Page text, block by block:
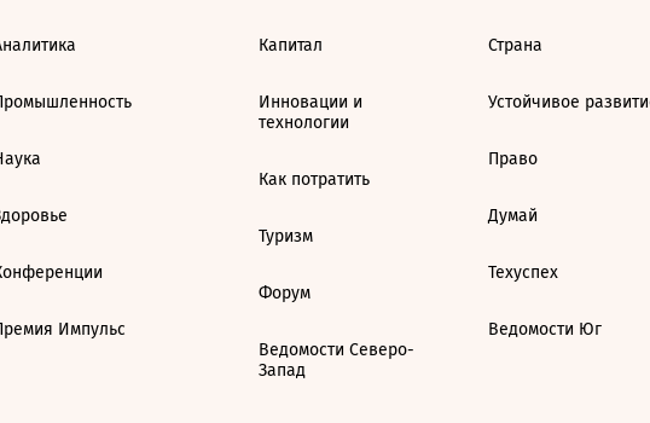
Импульс
Капитал
Инновации и
технологии
Как потратить
Туризм
Форум
Ведомости Северо-
Запад
Страна
Устойчивое
Право
Думай
Техуспех
Ведомости Юг